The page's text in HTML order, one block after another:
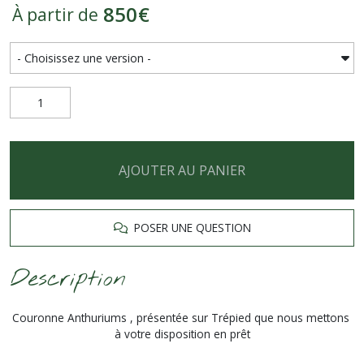
À partir de 850€
AJOUTER AU PANIER
POSER UNE QUESTION
Description
Couronne Anthuriums , présentée sur Trépied que nous mettons
à votre disposition en prêt